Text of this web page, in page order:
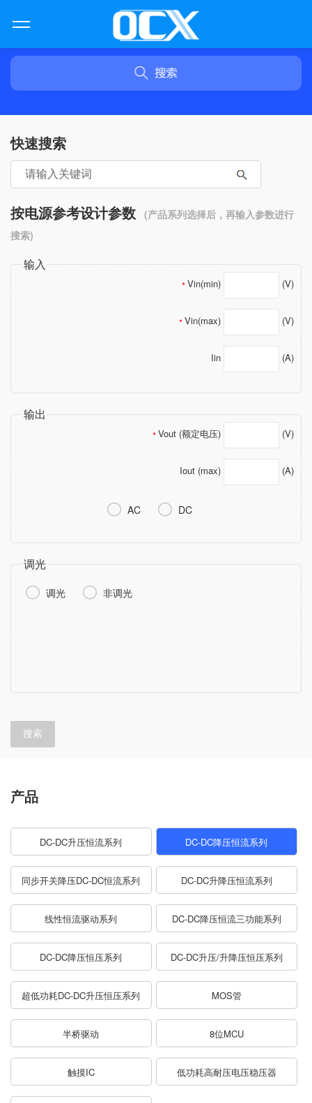
快速搜索
按电源参考设计参数 (产品系列选择后，再输入参数进行
搜索)
输入
*Vin(min) (V)
*Vin(max) (V)
Iin (A)
输出
*Vout (额定电压) (V)
Iout (max) (A)
 AC  DC
调光
 调光  非调光
搜索
产品
DC-DC升压恒流系列 DC-DC降压恒流系列
同步开关降压DC-DC恒流系列 DC-DC升降压恒流系列
线性恒流驱动系列 DC-DC降压恒流三功能系列
DC-DC降压恒压系列 DC-DC升压/升降压恒压系列
超低功耗DC-DC升压恒压系列 MOS管
半桥驱动 8位MCU
触摸IC 低功耗高耐压电压稳压器